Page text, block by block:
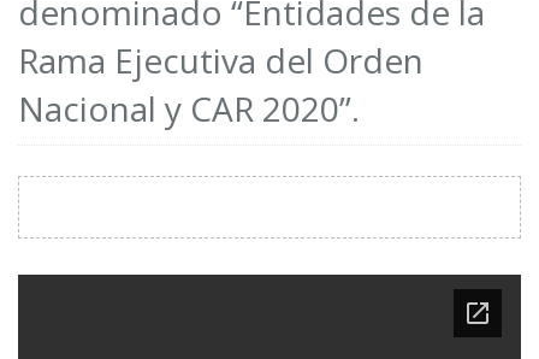
denominado “Entidades de la
Rama Ejecutiva del Orden
Nacional y CAR 2020”.